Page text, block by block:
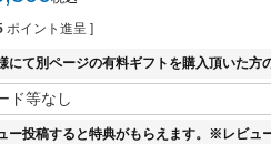
ポイント進呈 ]
にて別ページの有料ギフトを購入頂いた方
ー投稿すると特典がもらえます。※レビュ